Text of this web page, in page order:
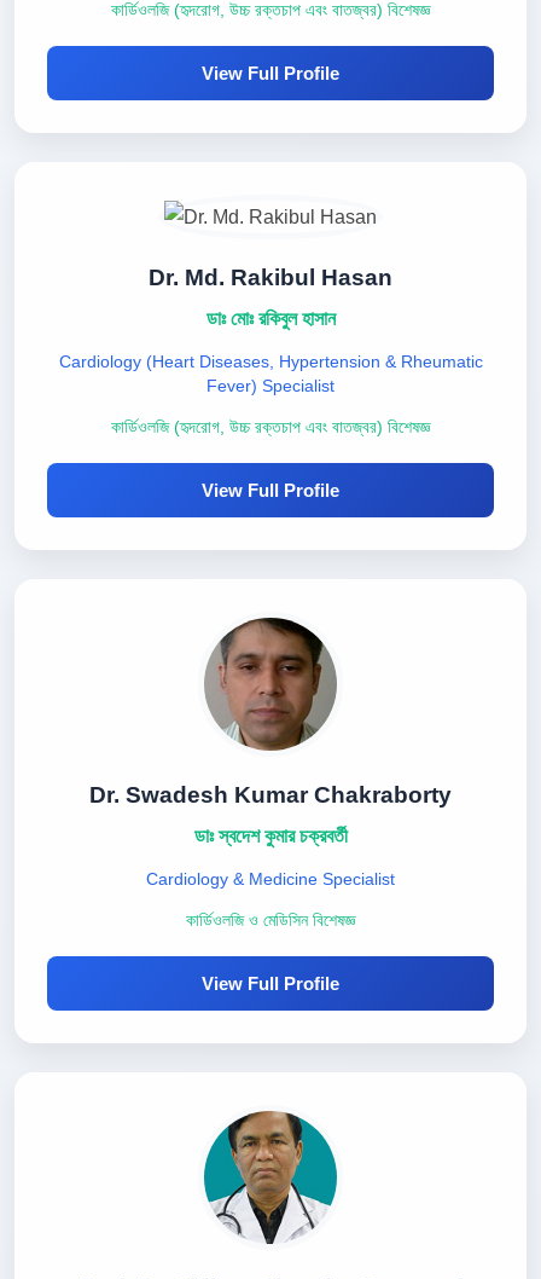
কার্ডিওলজি (হৃদরোগ, উচ্চ রক্তচাপ এবং বাতজ্বর) বিশেষজ্ঞ
View Full Profile
Dr. Md. Rakibul Hasan
ডাঃ মোঃ রকিবুল হাসান
Cardiology (Heart Diseases, Hypertension & Rheumatic
Fever) Specialist
কার্ডিওলজি (হৃদরোগ, উচ্চ রক্তচাপ এবং বাতজ্বর) বিশেষজ্ঞ
View Full Profile
Dr. Swadesh Kumar Chakraborty
ডাঃ স্বদেশ কুমার চক্রবর্তী
Cardiology & Medicine Specialist
কার্ডিওলজি ও মেডিসিন বিশেষজ্ঞ
View Full Profile